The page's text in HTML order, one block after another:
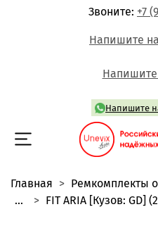
Звоните: +7
Напишите
Напишите
Главная
Ремкомплекты
...
FIT ARIA [Кузов: GD]